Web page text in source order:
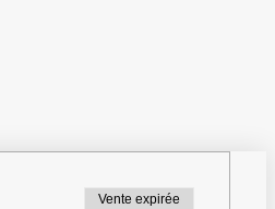
Vente expirée